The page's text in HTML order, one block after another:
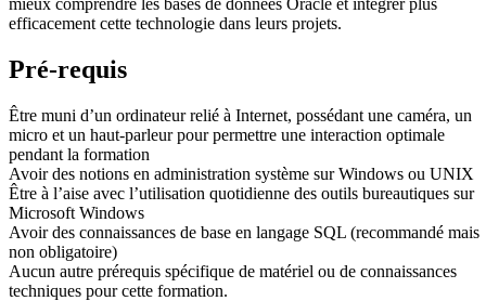
mieux comprendre les bases de données Oracle et intégrer plus
efficacement cette technologie dans leurs projets.
Pré-requis
Être muni d’un ordinateur relié à Internet, possédant une caméra, un
micro et un haut-parleur pour permettre une interaction optimale
pendant la formation
Avoir des notions en administration système sur Windows ou UNIX
Être à l’aise avec l’utilisation quotidienne des outils bureautiques sur
Microsoft Windows
Avoir des connaissances de base en langage SQL (recommandé mais
non obligatoire)
Aucun autre prérequis spécifique de matériel ou de connaissances
techniques pour cette formation.